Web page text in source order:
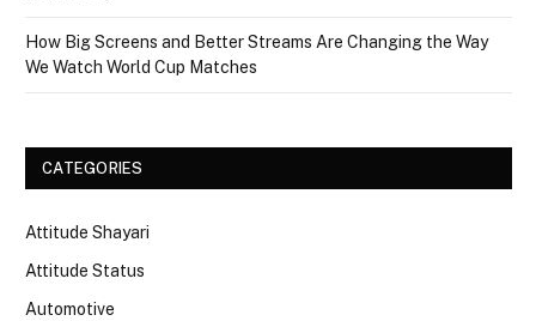
How Big Screens and Better Streams Are Changing the Way
We Watch World Cup Matches
CATEGORIES
Attitude Shayari
Attitude Status
Automotive